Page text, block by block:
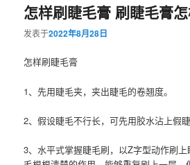
怎样刷睫毛膏 刷睫毛膏
发表于2022年8月28日
怎样刷睫毛膏
1、先用睫毛夹，夹出睫毛的卷翘度。
2、假设睫毛不行长，可先用胶水沾上假睫
3、水平式掌握睫毛刷，以Z字型动作刷